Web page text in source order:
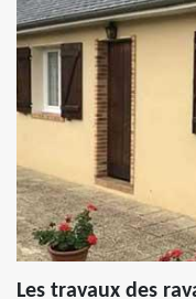
Les travaux des